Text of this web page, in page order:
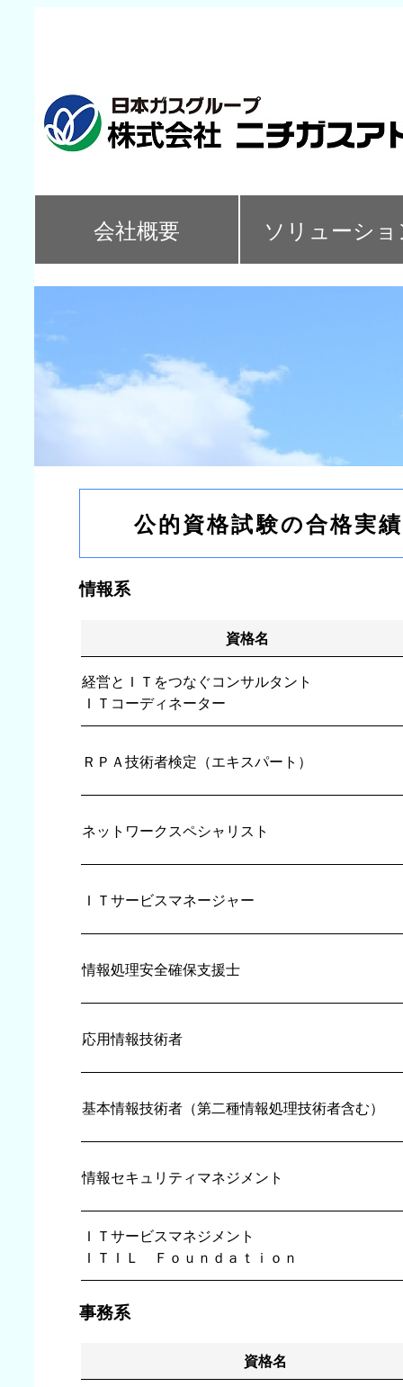
会社概要 ソリューシ
公的資格試験の合格実績
情報系
資格名
経営とＩＴをつなぐコンサルタント
ＩＴコーディネーター
ＲＰＡ技術者検定（エキスパート）
ネットワークスペシャリスト
ＩＴサービスマネージャー
情報処理安全確保支援士
応用情報技術者
基本情報技術者（第二種情報処理技術者含む）
情報セキュリティマネジメント
ＩＴサービスマネジメント
ＩＴＩＬ Ｆｏｕｎｄａｔｉｏｎ
事務系
資格名